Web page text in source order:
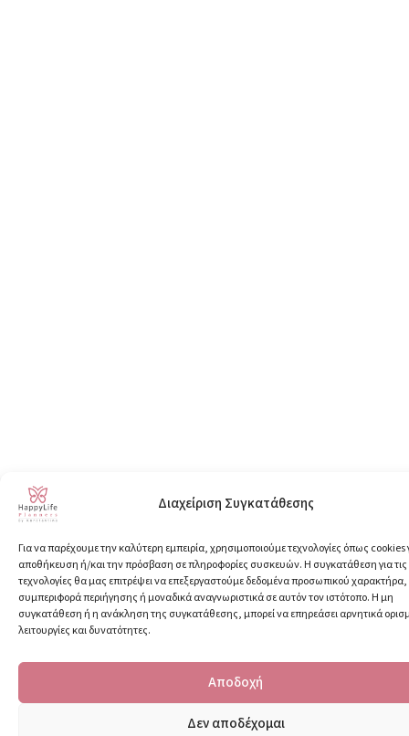
Διαχείριση Συγκατάθεσης
Για να παρέχουμε την καλύτερη εμπειρία, χρησιμοποιούμε τεχνολογίες όπως cookies
αποθήκευση ή/και την πρόσβαση σε πληροφορίες συσκευών. Η συγκατάθεση για
τεχνολογίες θα μας επιτρέψει να επεξεργαστούμε δεδομένα προσωπικού
συμπεριφορά περιήγησης ή μοναδικά αναγνωριστικά σε αυτόν τον ιστότοπο. Η μη
συγκατάθεση ή η ανάκληση της συγκατάθεσης, μπορεί να επηρεάσει αρνητικά
λειτουργίες και δυνατότητες.
Αποδοχή
Δεν αποδέχομαι